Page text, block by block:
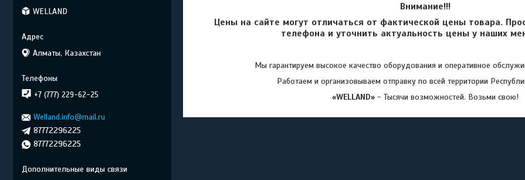
Внимание!!!
Цены на сайте могут отличаться от фактической цены товара.
телефона и уточнить актуальность цены у наших
Мы гарантируем высокое качество оборудования и оперативное
Работаем и организовываем отправку по всей территории
«WELLAND»- Тысячи возможностей. Возьми свою!
WELLAND
Алматы, Казахстан
+7 (777) 229-62-25
Welland.info@mail.ru
87772296225
87772296225